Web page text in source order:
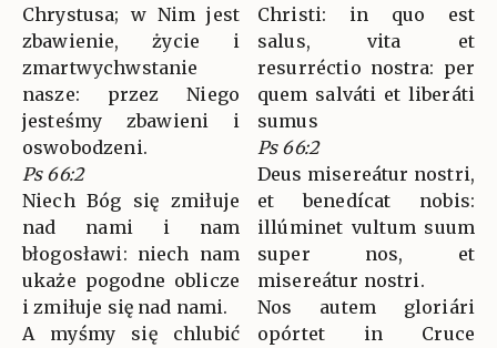
Chrystusa; w Nim jest
zbawienie, życie i
zmartwychwstanie
nasze: przez Niego
jesteśmy zbawieni i
oswobodzeni.
Ps 66:2
Niech Bóg się zmiłuje
nad nami i nam
błogosławi: niech nam
ukaże pogodne oblicze
i zmiłuje się nad nami.
A myśmy się chlubić
Christi: in quo est
salus, vita et
resurréctio nostra: per
quem salváti et liberáti
sumus
Ps 66:2
Deus misereátur nostri,
et benedícat nobis:
illúminet vultum suum
super nos, et
misereátur nostri.
Nos autem gloriári
opórtet in Cruce